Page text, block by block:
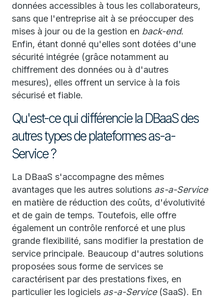
données accessibles à tous les collaborateurs,
sans que l'entreprise ait à se préoccuper des
mises à jour ou de la gestion en back-end.
Enfin, étant donné qu'elles sont dotées d'une
sécurité intégrée (grâce notamment au
chiffrement des données ou à d'autres
mesures), elles offrent un service à la fois
sécurisé et fiable.
Qu'est-ce qui différencie la DBaaS des
autres types de plateformes as-a-
Service ?
La DBaaS s'accompagne des mêmes
avantages que les autres solutions as-a-Service
en matière de réduction des coûts, d'évolutivité
et de gain de temps. Toutefois, elle offre
également un contrôle renforcé et une plus
grande flexibilité, sans modifier la prestation de
service principale. Beaucoup d'autres solutions
proposées sous forme de services se
caractérisent par des prestations fixes, en
particulier les logiciels as-a-Service(SaaS). En